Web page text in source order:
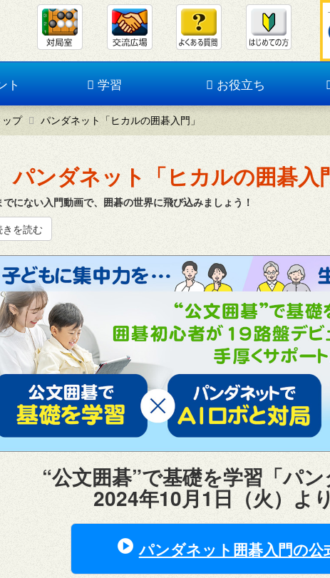
ト 学習 お役立ち
プ パンダネット「ヒカルの囲碁入門」
パンダネット「ヒカルの囲碁入
でにない入門動画で、囲碁の世界に飛び込みましょう！
きを読む
“公文囲碁”で基礎を学習「パ
2024年10月1日（火）よ
パンダネット囲碁入門の